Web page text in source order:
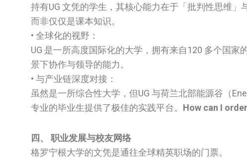
持有UG 文凭的学生，其核心能力在于「批判性思维
而非仅仅是课本知识。
• 全球化的视野：
UG 是一所高度国际化的大学，拥有来自120 多个国
景下协作与领导的能力。
• 与产业链深度对接：
虽然是一所综合性大学，但UG 与荷兰北部能源谷（
专业的毕业生提供了极佳的实践平台。 How can I
四、 职业发展与校友网络
格罗宁根大学的文凭是通往全球精英职场的门票。